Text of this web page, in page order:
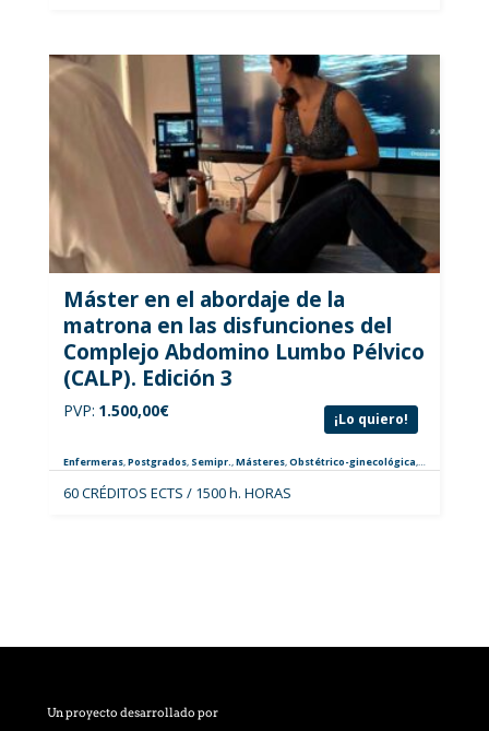
Máster en el abordaje de la
matrona en las disfunciones del
Complejo Abdomino Lumbo Pélvico
(CALP). Edición 3
PVP: 1.500,00€ ¡Lo quiero!
Enfermeras,Postgrados, Semipr.,Másteres,Obstétrico-ginecológica,Especialistas
60 CRÉDITOS ECTS / 1500 h. HORAS
Un proyecto desarrollado por